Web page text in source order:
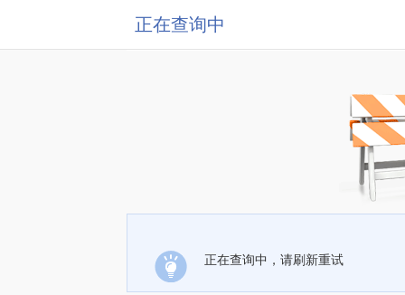
正在查询中
正在查询中，请刷新重试